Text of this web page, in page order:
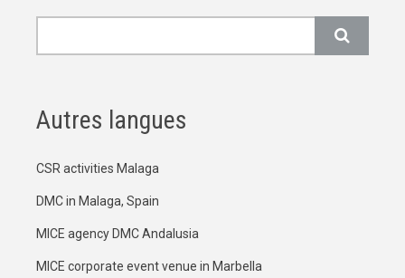
Autres langues
CSR activities Malaga
DMC in Malaga, Spain
MICE agency DMC Andalusia
MICE corporate event venue in Marbella